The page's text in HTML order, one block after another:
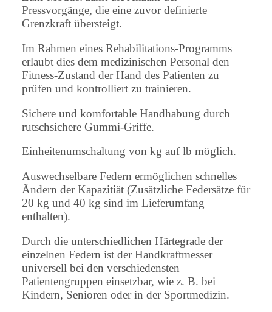
Pressvorgänge, die eine zuvor definierte
Grenzkraft übersteigt.
Im Rahmen eines Rehabilitations-Programms
erlaubt dies dem medizinischen Personal den
Fitness-Zustand der Hand des Patienten zu
prüfen und kontrolliert zu trainieren.
Sichere und komfortable Handhabung durch
rutschsichere Gummi-Griffe.
Einheitenumschaltung von kg auf lb möglich.
Auswechselbare Federn ermöglichen schnelles
Ändern der Kapazitiät (Zusätzliche Federsätze für
20 kg und 40 kg sind im Lieferumfang
enthalten).
Durch die unterschiedlichen Härtegrade der
einzelnen Federn ist der Handkraftmesser
universell bei den verschiedensten
Patientengruppen einsetzbar, wie z. B. bei
Kindern, Senioren oder in der Sportmedizin.